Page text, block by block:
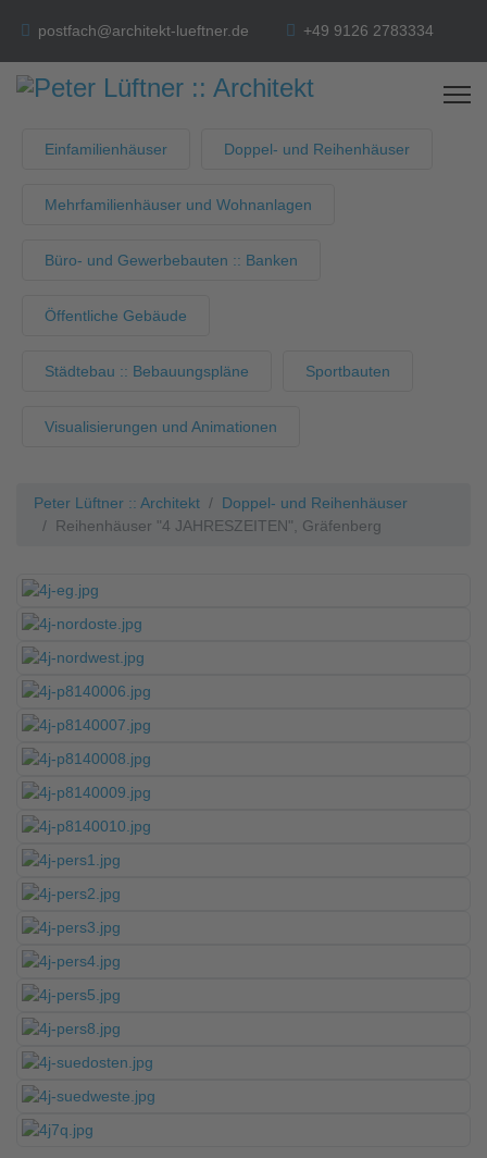
postfach@architekt-lueftner.de +49 9126 2783334
Einfamilienhäuser Doppel- und Reihenhäuser
Mehrfamilienhäuser und Wohnanlagen
Büro- und Gewerbebauten :: Banken
Öffentliche Gebäude
Städtebau :: Bebauungspläne Sportbauten
Visualisierungen und Animationen
Peter Lüftner :: Architekt
Doppel- und Reihenhäuser
Reihenhäuser "4 JAHRESZEITEN", Gräfenberg